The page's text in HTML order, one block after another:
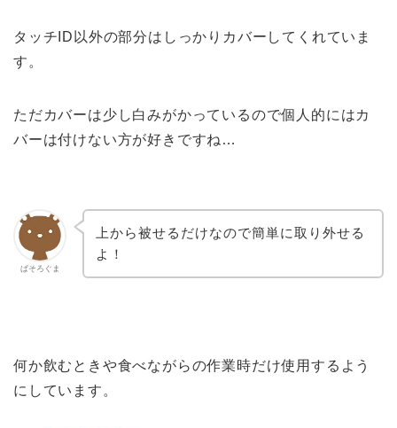
タッチID以外の部分はしっかりカバーしてくれていま
す。
ただカバーは少し白みがかっているので個人的にはカ
バーは付けない方が好きですね…
ぱそろぐま
上から被せるだけなので簡単に取り外せる
よ！
何か飲むときや食べながらの作業時だけ使用するよう
にしています。